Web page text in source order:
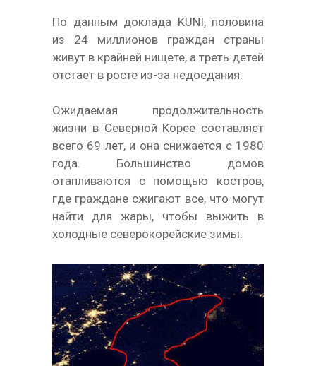
По данным доклада KUNI, половина
из 24 миллионов граждан страны
живут в крайней нищете, а треть детей
отстает в росте из-за недоедания.
Ожидаемая продолжительность
жизни в Северной Корее составляет
всего 69 лет, и она снижается с 1980
года. Большинство домов
отапливаются с помощью костров,
где граждане сжигают все, что могут
найти для жары, чтобы выжить в
холодные северокорейские зимы.